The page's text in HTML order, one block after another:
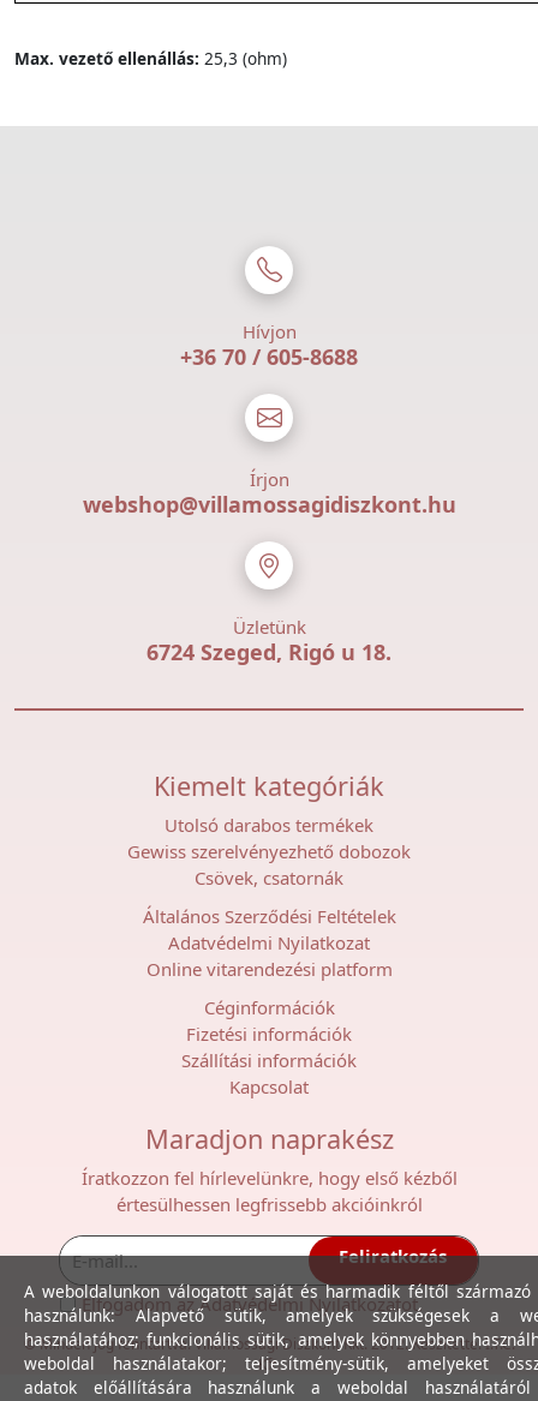
Max. vezető ellenállás: 25,3 (ohm)
Hívjon
+36 70 / 605-8688
Írjon
webshop@villamossagidiszkont.hu
Üzletünk
6724 Szeged, Rigó u 18.
Kiemelt kategóriák
Utolsó darabos termékek
Gewiss szerelvényezhető dobozok
Csövek, csatornák
Általános Szerződési Feltételek
Adatvédelmi Nyilatkozat
Online vitarendezési platform
Céginformációk
Fizetési információk
Szállítási információk
Kapcsolat
Maradjon naprakész
Íratkozzon fel hírlevelünkre, hogy első kézből
értesülhessen legfrissebb akcióinkról
Feliratkozás
Elfogadom azAdatvédelmi Nyilatkozatot.
© Minden jog fenntartva. Villamossági Diszkont Kkt. 2012. Készítette:I.T.C.
Kft.
A weboldalunkon válogatott saját és harmadik féltől származó
használunk: Alapvető sütik, amelyek szükségesek a
használatához; funkcionális sütik, amelyek könnyebben
weboldal használatakor; teljesítmény-sütik, amelyeket
adatok előállítására használunk a weboldal